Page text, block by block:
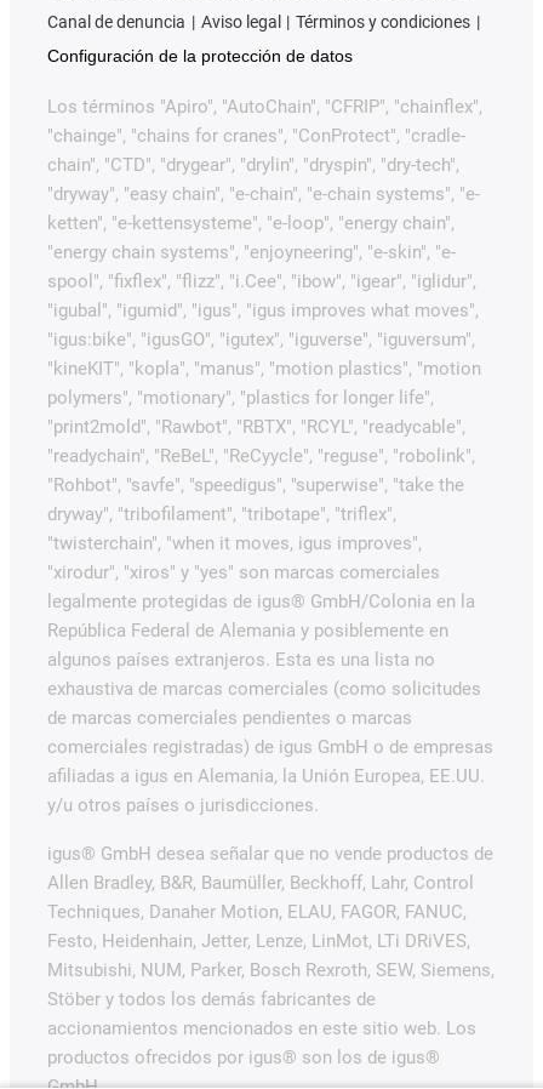
Canal de denuncia
Aviso legal
Términos y condiciones
Configuración de la protección de datos
Los términos "Apiro", "AutoChain", "CFRIP", "chainflex",
"chainge", "chains for cranes", "ConProtect", "cradle-
chain", "CTD", "drygear", "drylin", "dryspin", "dry-tech",
"dryway", "easy chain", "e-chain", "e-chain systems", "e-
ketten", "e-kettensysteme", "e-loop", "energy chain",
"energy chain systems", "enjoyneering", "e-skin", "e-
spool", "fixflex", "flizz", "i.Cee", "ibow", "igear", "iglidur",
"igubal", "igumid", "igus", "igus improves what moves",
"igus:bike", "igusGO", "igutex", "iguverse", "iguversum",
"kineKIT", "kopla", "manus", "motion plastics", "motion
polymers", "motionary", "plastics for longer life",
"print2mold", "Rawbot", "RBTX", "RCYL", "readycable",
"readychain", "ReBeL", "ReCyycle", "reguse", "robolink",
"Rohbot", "savfe", "speedigus", "superwise", "take the
dryway", "tribofilament", "tribotape", "triflex",
"twisterchain", "when it moves, igus improves",
"xirodur", "xiros" y "yes" son marcas comerciales
legalmente protegidas de igus® GmbH/Colonia en la
República Federal de Alemania y posiblemente en
algunos países extranjeros. Esta es una lista no
exhaustiva de marcas comerciales (como solicitudes
de marcas comerciales pendientes o marcas
comerciales registradas) de igus GmbH o de empresas
afiliadas a igus en Alemania, la Unión Europea, EE.UU.
y/u otros países o jurisdicciones.
igus® GmbH desea señalar que no vende productos de
Allen Bradley, B&R, Baumüller, Beckhoff, Lahr, Control
Techniques, Danaher Motion, ELAU, FAGOR, FANUC,
Festo, Heidenhain, Jetter, Lenze, LinMot, LTi DRiVES,
Mitsubishi, NUM, Parker, Bosch Rexroth, SEW, Siemens,
Stöber y todos los demás fabricantes de
accionamientos mencionados en este sitio web. Los
productos ofrecidos por igus® son los de igus®